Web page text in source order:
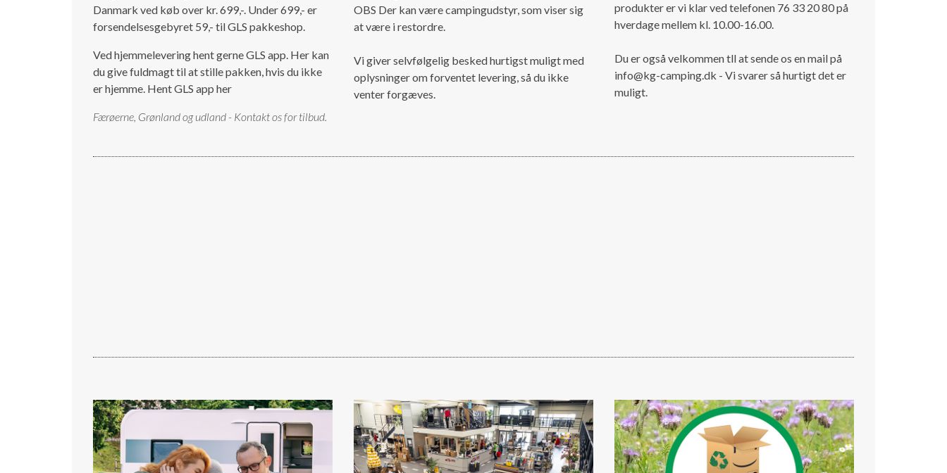
Danmark ved køb over kr. 699,-. Under 699,- er
forsendelsesgebyret 59,- til GLS pakkeshop.
Ved hjemmelevering hent gerne GLS app. Her kan
du give fuldmagt til at stille pakken, hvis du ikke
er hjemme. Hent GLS app her
Færøerne, Grønland og udland - Kontakt os for tilbud.
OBS Der kan være campingudstyr, som viser sig
at være i restordre.
Vi giver selvfølgelig besked hurtigst muligt med
oplysninger om forventet levering, så du ikke
venter forgæves.
produkter er vi klar ved telefonen 76 33 20 80 på
hverdage mellem kl. 10.00-16.00.
Du er også velkommen tll at sende os en mail på
info@kg-camping.dk - Vi svarer så hurtigt det er
muligt.